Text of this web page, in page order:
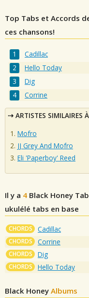
Top Tabs et Accords
ces chansons!
Cadillac
Hello Today
Dig
Corrine
ARTISTES SIMILAIRES
Mofro
JJ Grey And Mofro
Eli 'Paperboy' Reed
Il y a 4 Black Honey
ukulélé tabs en base
CHORDS Cadillac
CHORDS Corrine
CHORDS Dig
CHORDS Hello Today
Black Honey Albums